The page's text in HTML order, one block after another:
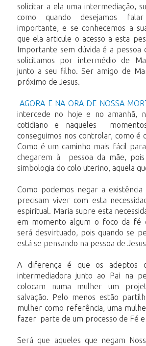
solicitar a ela uma intermediação,
como quando desejamos
importante, e se conhecemos a
que ela articule o acesso a esta
Importante sem dúvida é a pessoa
solicitamos por intermédio de
junto a seu filho. Ser amigo de
próximo de Jesus.
AGORA E NA ORA DE NOSSA
intercede no hoje e no amanhã,
cotidiano e naqueles
conseguimos nos controlar, como é
Como é um caminho mais fácil
chegarem à pessoa da mãe,
simbologia do colo uterino, aquela
Como podemos negar a existência
precisam viver com esta
espiritual. Maria supre esta
em momento algum o foco da fé
será desvirtuado, pois quando se
está se pensando na pessoa de
A diferença é que os adeptos
intermediadora junto ao Pai na
colocam numa mulher um
salvação. Pelo menos estão
mulher como referência, uma
fazer parte de um processo de Fé e
Será que aqueles que negam